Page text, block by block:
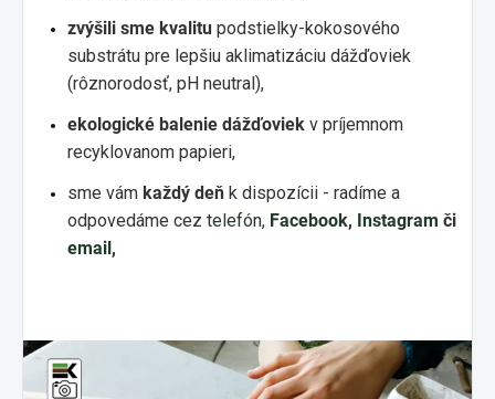
zvýšili sme kvalitu podstielky-kokosového
substrátu pre lepšiu aklimatizáciu dážďoviek
(rôznorodosť, pH neutral),
ekologické balenie dážďoviek v príjemnom
recyklovanom papieri,
sme vám každý deň k dispozícii - radíme a
odpovedáme cez telefón, Facebook, Instagram či
email ,